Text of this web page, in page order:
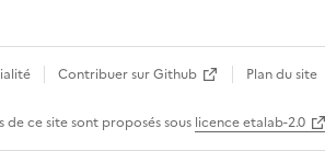
Contribuer sur Github Plan du site
ce site sont proposés sous licence etalab-2.0